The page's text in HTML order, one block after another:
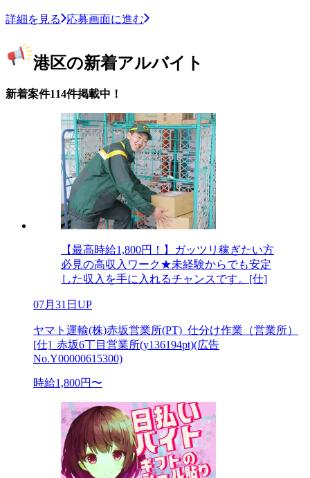
詳細を見る 応募画面に進む
港区の新着アルバイト
新着案件114件掲載中！
【最高時給1,800円！】ガッツリ稼ぎたい方
必見の高収入ワーク★未経験からでも安定
した収入を手に入れるチャンスです。[仕]
07月31日UP
ヤマト運輸(株)赤坂営業所(PT)_仕分け作業（営業所）
[仕]_赤坂6丁目営業所(y136194pt)(広告
No.Y00000615300)
時給1,800円〜